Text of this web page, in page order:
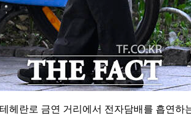
헤란로 금연 거리에서 전자담배를 흡연하